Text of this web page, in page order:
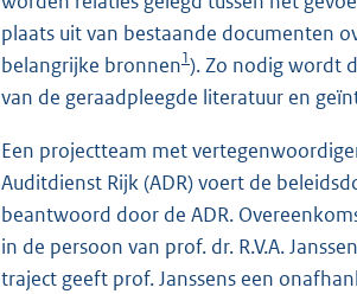
plaats uit van bestaande documenten
belangrijke bronnen1). Zo nodig wordt
van de geraadpleegde literatuur en
Een projectteam met
Auditdienst Rijk (ADR) voert de
beantwoord door de ADR.
in de persoon van prof. dr. R.V.A.
traject geeft prof. Janssens een